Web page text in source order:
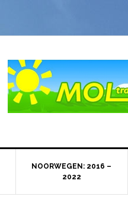
NOORWEGEN: 2016 –
2022